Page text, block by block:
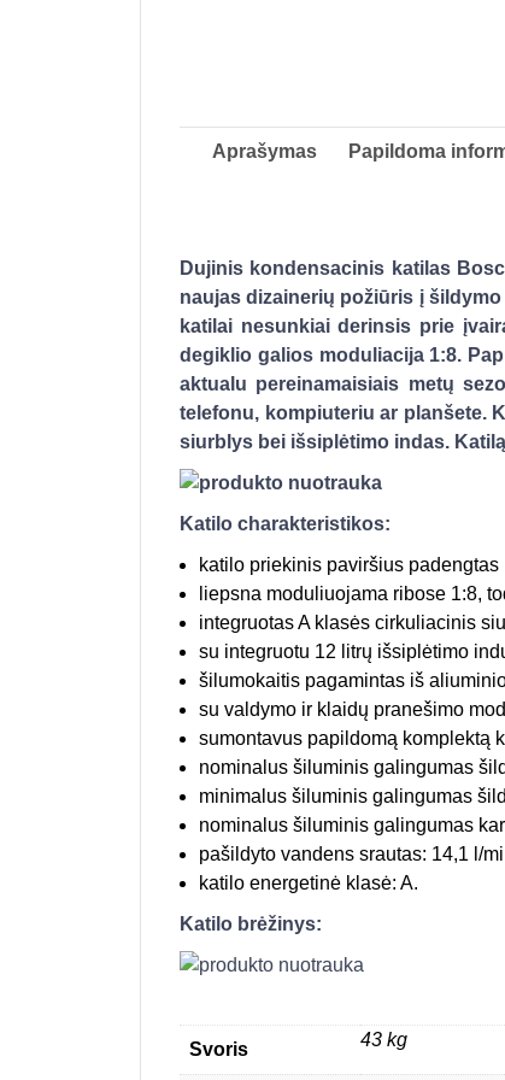
Aprašymas Papildoma
Dujinis kondensacinis katilas
naujas dizainerių požiūris į
katilai nesunkiai derinsis prie
degiklio galios moduliacija 1:8.
aktualu pereinamaisiais metų
telefonu, kompiuteriu ar planšete.
siurblys bei išsiplėtimo indas.
Katilo charakteristikos:
katilo priekinis paviršius
liepsna moduliuojama ribose 1:8,
integruotas A klasės cirkuliacinis
su integruotu 12 litrų išsiplėtimo
šilumokaitis pagamintas iš
su valdymo ir klaidų pranešimo
sumontavus papildomą komplektą
nominalus šiluminis galingumas
minimalus šiluminis galingumas
nominalus šiluminis galingumas
pašildyto vandens srautas: 14,1 l/
katilo energetinė klasė: A.
Katilo brėžinys:
Svoris 43 kg